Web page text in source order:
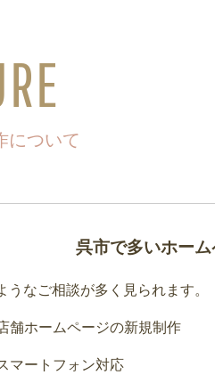
について
呉市で多いホー
うなご相談が多く見られます。
舗ホームページの新規制作
マートフォン対応